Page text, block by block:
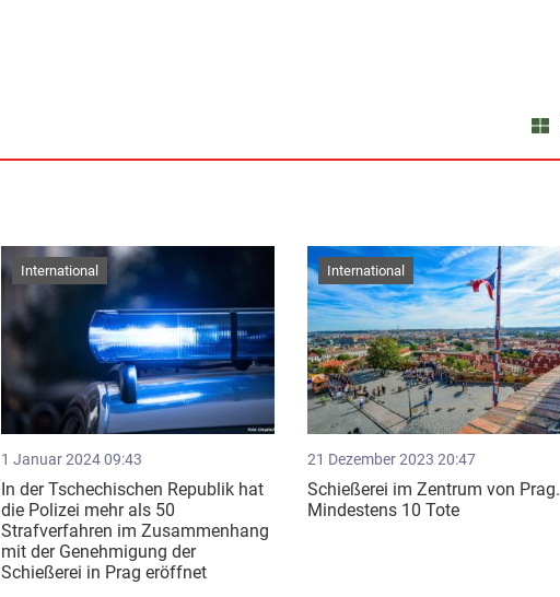
1 Januar 2024 09:43
In der Tschechischen Republik hat
die Polizei mehr als 50
Strafverfahren im Zusammenhang
mit der Genehmigung der
Schießerei in Prag eröffnet
International
21 Dezember 2023 20:47
Schießerei im Zentrum von Prag.
Mindestens 10 Tote
International